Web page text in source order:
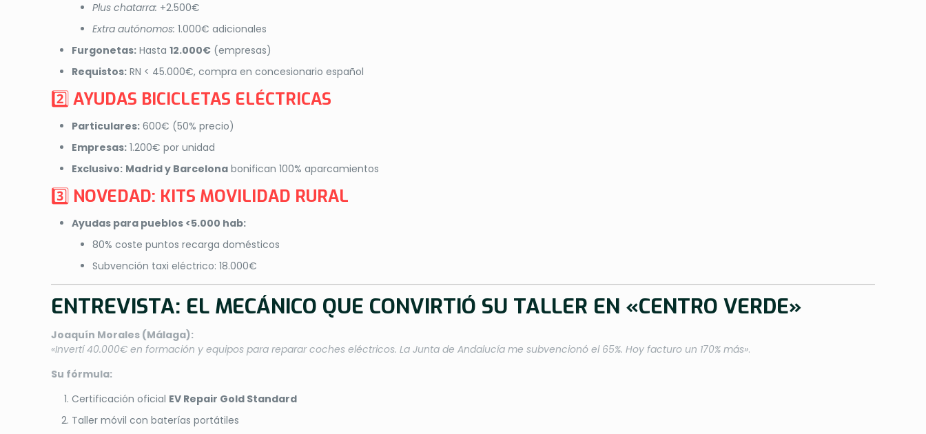
Plus chatarra: +2.500€
Extra autónomos: 1.000€ adicionales
Furgonetas: Hasta12.000€ (empresas)
Requistos: RN < 45.000€, compra en concesionario español
2️⃣AYUDAS BICICLETAS ELÉCTRICAS
Particulares: 600€ (50% precio)
Empresas: 1.200€ por unidad
Exclusivo: Madrid y Barcelona bonifican 100% aparcamientos
3️⃣ NOVEDAD: KITS MOVILIDAD RURAL
Ayudas para pueblos <5.000 hab:
80% coste puntos recarga domésticos
Subvención taxi eléctrico: 18.000€
ENTREVISTA: EL MECÁNICO QUE CONVIRTIÓ SU TALLER EN «CENTRO VERDE»
Joaquín Morales (Málaga):
«Invertí 40.000€ en formación y equipos para reparar coches eléctricos. La Junta de Andalucía me subvencionó el 65%. Hoy facturo un 170% más».
Su fórmula:
Certificación oficial EV Repair Gold Standard
Taller móvil con baterías portátiles